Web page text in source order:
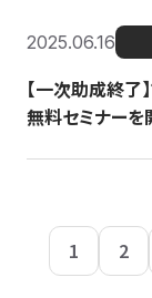
2025.06.16
【一次助成終了
無料セミナーを
1 2